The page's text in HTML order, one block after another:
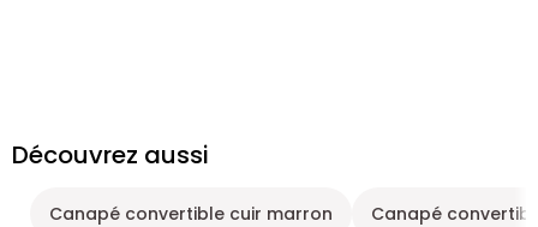
Découvrez aussi
Canapé convertible cuir marron Canapé